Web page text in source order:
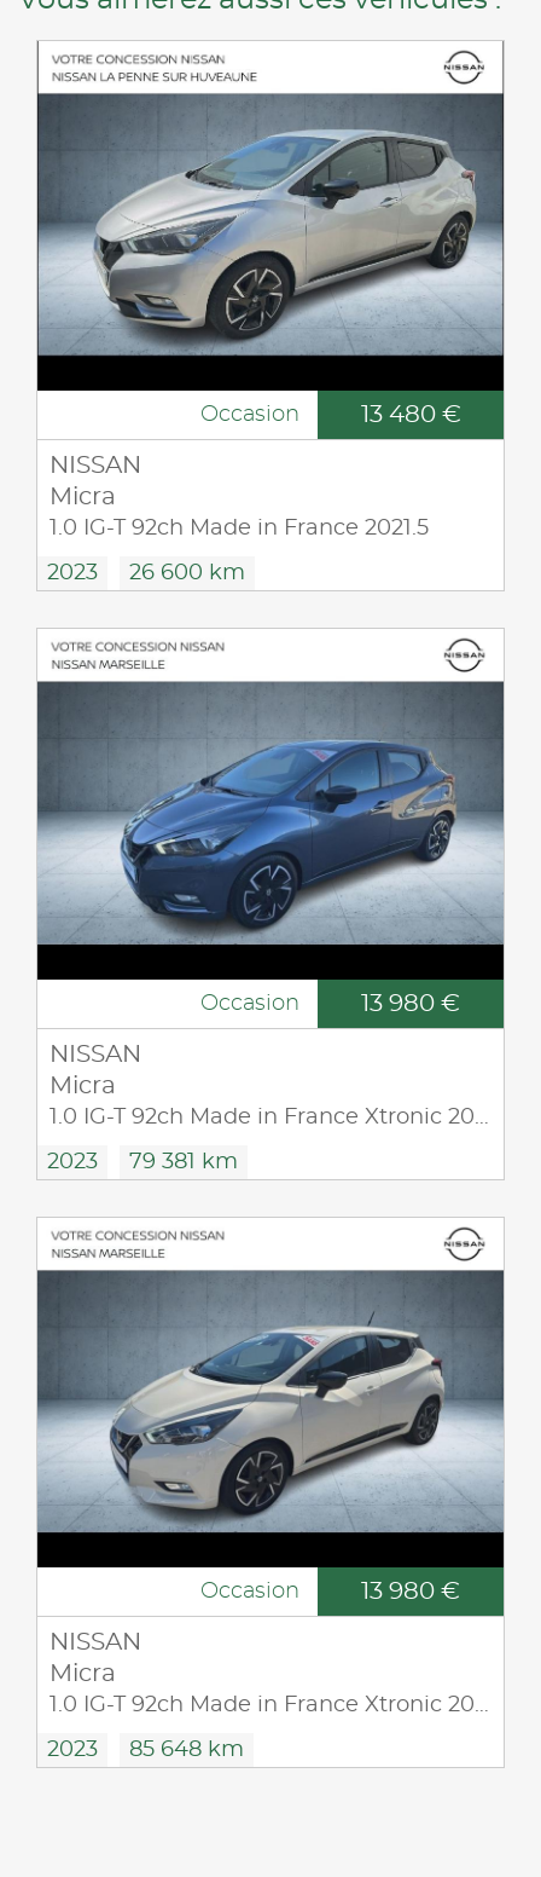
Occasion 13 480 €
NISSAN
Micra
1.0 IG-T 92ch Made in France 2021.5
2023 26 600 km
Occasion 13 980 €
NISSAN
Micra
1.0 IG-T 92ch Made in France Xtronic 2021.5
2023 79 381 km
Occasion 13 980 €
NISSAN
Micra
1.0 IG-T 92ch Made in France Xtronic 2021.5
2023 85 648 km